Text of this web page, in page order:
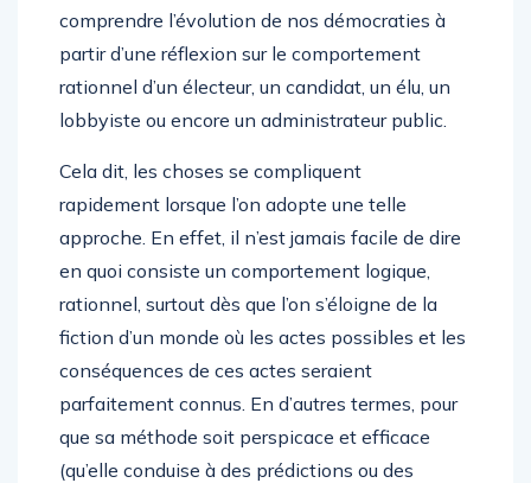
comprendre l’évolution de nos démocraties à
partir d’une réflexion sur le comportement
rationnel d’un électeur, un candidat, un élu, un
lobbyiste ou encore un administrateur public.
Cela dit, les choses se compliquent
rapidement lorsque l’on adopte une telle
approche. En effet, il n’est jamais facile de dire
en quoi consiste un comportement logique,
rationnel, surtout dès que l’on s’éloigne de la
fiction d’un monde où les actes possibles et les
conséquences de ces actes seraient
parfaitement connus. En d’autres termes, pour
que sa méthode soit perspicace et efficace
(qu’elle conduise à des prédictions ou des